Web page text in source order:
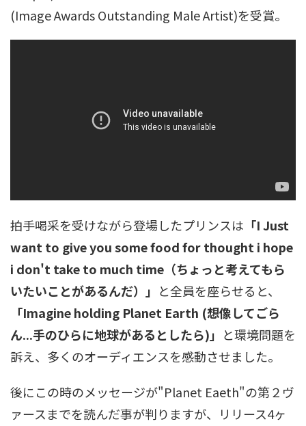
(Image Awards Outstanding Male Artist)を受賞。
拍手喝采を受けながら登場したプリンスは 「I Just
want to give you some food for thought i hope
i don't take to much time（ちょっと考えてもら
いたいことがあるんだ）」 と全員を座らせると、
「Imagine holding Planet Earth (想像してごら
ん...手のひらに地球があるとしたら)」 と環境問題を
訴え、多くのオーディエンスを感動させました。
後にこの時のメッセージが"Planet Eaeth"の第２ヴ
ァースまでを読んだ事が判りますが、リリース4ヶ